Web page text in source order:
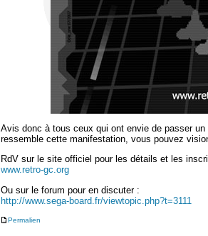
Avis donc à tous ceux qui ont envie de passer
ressemble cette manifestation, vous pouvez
RdV sur le site officiel pour les détails et les
www.retro-gc.org
Ou sur le forum pour en discuter :
http://www.sega-board.fr/viewtopic.php?t=3111
Permalien